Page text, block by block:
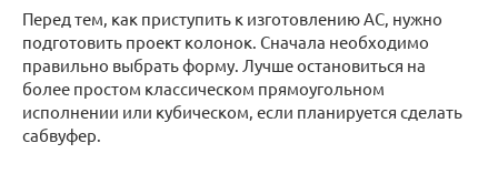
Перед тем, как приступить к изготовлению АС, нужно
подготовить проект колонок. Сначала необходимо
правильно выбрать форму. Лучше остановиться на
более простом классическом прямоугольном
исполнении или кубическом, если планируется сделать
сабвуфер.